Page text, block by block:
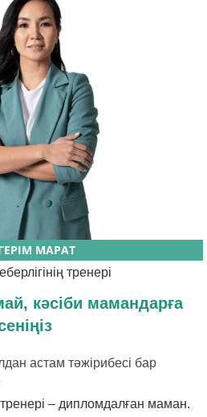
МАРАТ
тренері
кәсіби мамандарға
астам тәжірибесі бар
– дипломдалған маман.